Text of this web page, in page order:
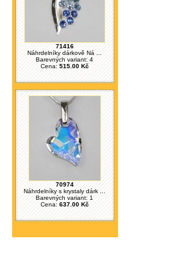
71416
Náhrdelníky dárkově Ná ...
Barevných variant: 4
Cena: 515.00 Kč
70974
Náhrdelníky s krystaly dárk ...
Barevných variant: 1
Cena: 637.00 Kč